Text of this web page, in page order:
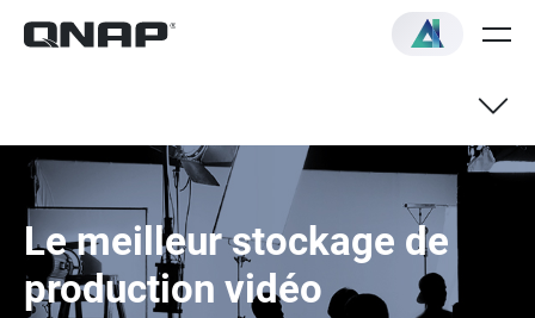
Le meilleur stockage de
production vidéo